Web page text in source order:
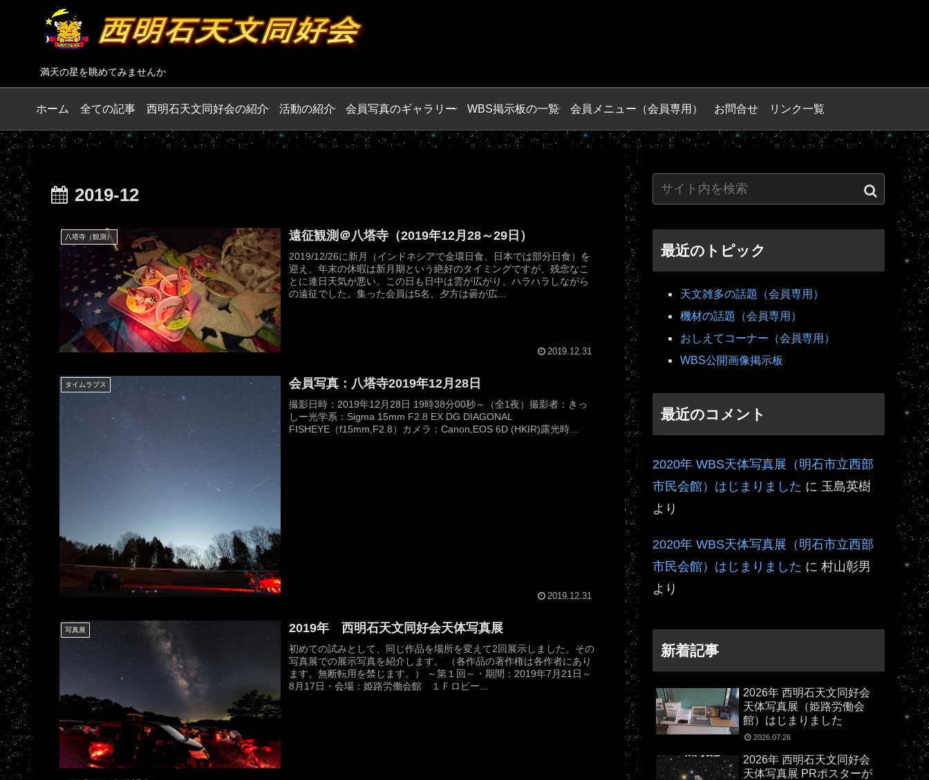
満天の星を眺めてみませんか
ホーム 全ての記事 西明石天文同好会の紹介 活動の紹介 会員写真のギャラリー WBS掲示板の一覧 会員メニュー（会員専用） お問合せ リンク一覧
2019-12
八塔寺（観測） 遠征観測＠八塔寺（2019年12月28～29日）
2019/12/26に新月（インドネシアで金環日食、日本では部分日食）を
迎え、年末の休暇は新月期という絶好のタイミングですが、残念なこ
とに連日天気が悪い。この日も日中は雲が広がり、ハラハラしながら
の遠征でした。集った会員は5名、夕方は曇が広...
2019.12.31
タイムラプス 会員写真：八塔寺2019年12月28日
撮影日時：2019年12月28日 19時38分00秒～（全1夜）撮影者：きっ
しー光学系：Sigma 15mm F2.8 EX DG DIAGONAL
FISHEYE（f15mm,F2.8）カメラ：Canon,EOS 6D (HKIR)露光時...
2019.12.31
写真展 2019年 西明石天文同好会天体写真展
初めての試みとして、同じ作品を場所を変えて2回展示しました。その
写真展での展示写真を紹介します。 （各作品の著作権は各作者にあり
ます。無断転用を禁じます。） ～第１回～・期間：2019年7月21日～
8月17日・会場：姫路労働会館 １Ｆロビー...
最近のトピック
天文雑多の話題（会員専用）
機材の話題（会員専用）
おしえてコーナー（会員専用）
WBS公開画像掲示板
最近のコメント
2020年 WBS天体写真展（明石市立西部
市民会館）はじまりました に 玉島英樹
より
2020年 WBS天体写真展（明石市立西部
市民会館）はじまりました に 村山彰男
より
新着記事
2026年 西明石天文同好会
天体写真展（姫路労働会
館）はじまりました
2026.07.26
2026年 西明石天文同好会
天体写真展 PRポスターが